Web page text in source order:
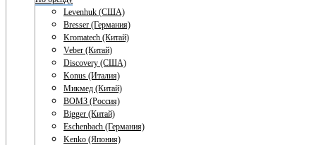
Levenhuk (США)
Bresser (Германия)
Kromatech (Китай)
Veber (Китай)
Discovery (США)
Konus (Италия)
Микмед (Китай)
ВОМЗ (Россия)
Bigger (Китай)
Eschenbach (Германия)
Kenko (Япония)